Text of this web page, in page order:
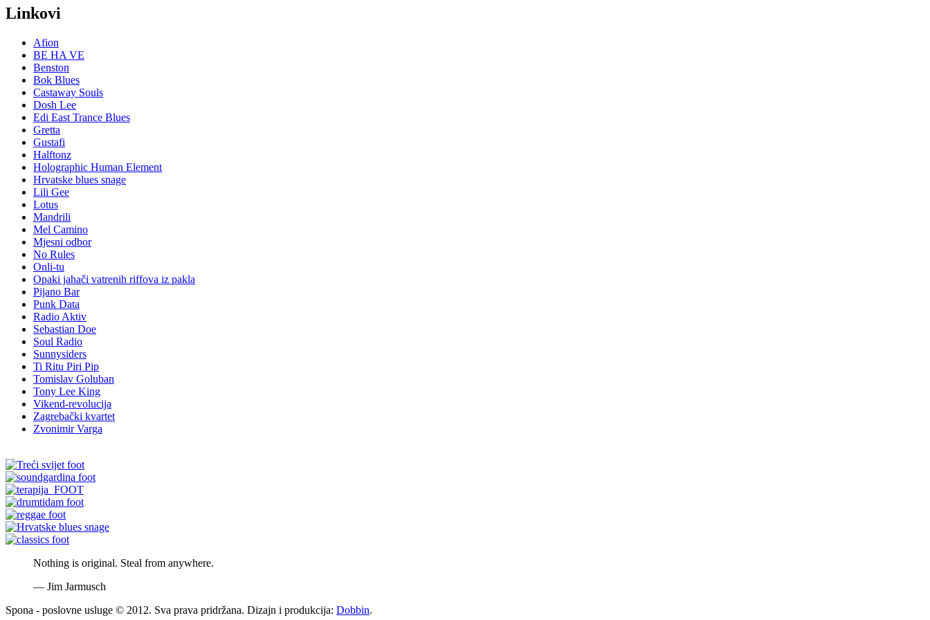
Linkovi
Afion
BE HA VE
Benston
Bok Blues
Castaway Souls
Dosh Lee
Edi East Trance Blues
Gretta
Gustafi
Halftonz
Holographic Human Element
Hrvatske blues snage
Lili Gee
Lotus
Mandrili
Mel Camino
Mjesni odbor
No Rules
Onli-tu
Opaki jahači vatrenih riffova iz pakla
Pijano Bar
Punk Data
Radio Aktiv
Sebastian Doe
Soul Radio
Sunnysiders
Ti Ritu Piri Pip
Tomislav Goluban
Tony Lee King
Vikend-revolucija
Zagrebački kvartet
Zvonimir Varga
Nothing is original. Steal from anywhere.
— Jim Jarmusch
Spona - poslovne usluge © 2012. Sva prava pridržana. Dizajn i produkcija: Dobbin.